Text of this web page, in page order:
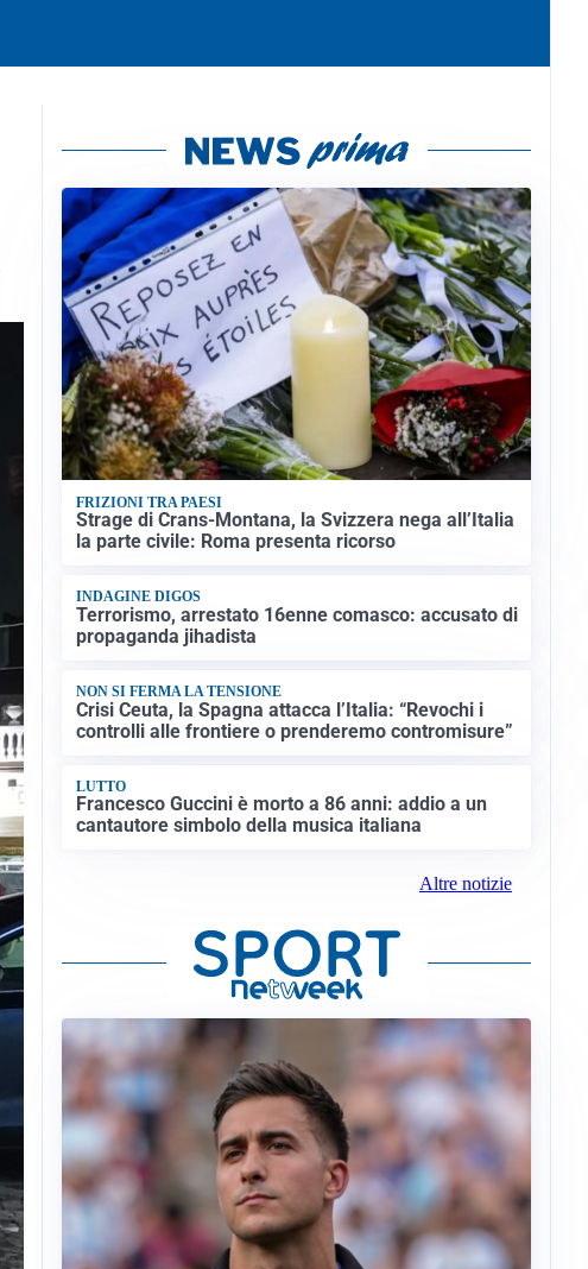
FRIZIONI TRA PAESI
Strage di Crans-Montana, la Svizzera nega all’Italia
la parte civile: Roma presenta ricorso
INDAGINE DIGOS
Terrorismo, arrestato 16enne comasco: accusato di
propaganda jihadista
NON SI FERMA LA TENSIONE
Crisi Ceuta, la Spagna attacca l’Italia: “Revochi i
controlli alle frontiere o prenderemo contromisure”
LUTTO
Francesco Guccini è morto a 86 anni: addio a un
cantautore simbolo della musica italiana
Altre notizie